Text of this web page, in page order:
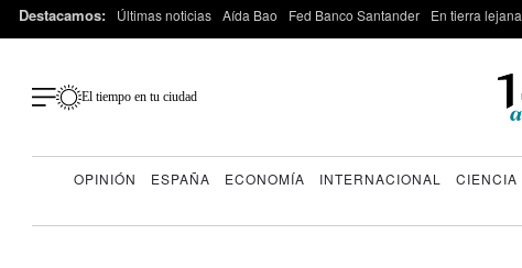
Destacamos: Últimas noticias Aída Bao Fed Banco Santander En tierra lejana
El tiempo en tu ciudad
OPINIÓN ESPAÑA ECONOMÍA INTERNACIONAL CIENCIA